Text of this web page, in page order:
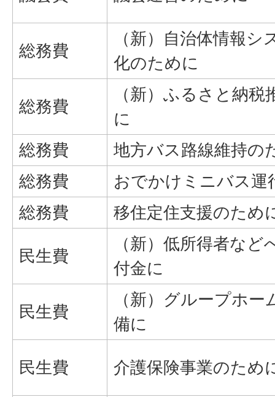
総務費
（新）自治体情報シ
化のために
総務費
（新）ふるさと納税
に
総務費
地方バス路線維持の
総務費
おでかけミニバス運
総務費
移住定住支援のため
民生費
（新）低所得者など
付金に
民生費
（新）グループホー
備に
民生費 介護保険事業のため